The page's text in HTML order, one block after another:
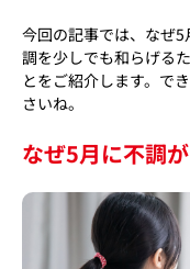
今回の記事では、なぜ
調を少しでも和らげる
とをご紹介します。で
さいね。
なぜ5月に不調